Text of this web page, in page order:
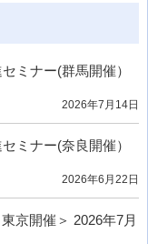
ミナー(群馬開催）
2026年7月14日
ミナー(奈良開催）
2026年6月22日
京開催＞ 2026年7月